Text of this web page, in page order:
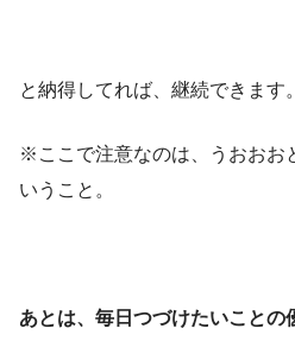
と納得してれば、継続できます。
※ここで注意なのは、うおおお
いうこと。
あとは、毎日つづけたいことの